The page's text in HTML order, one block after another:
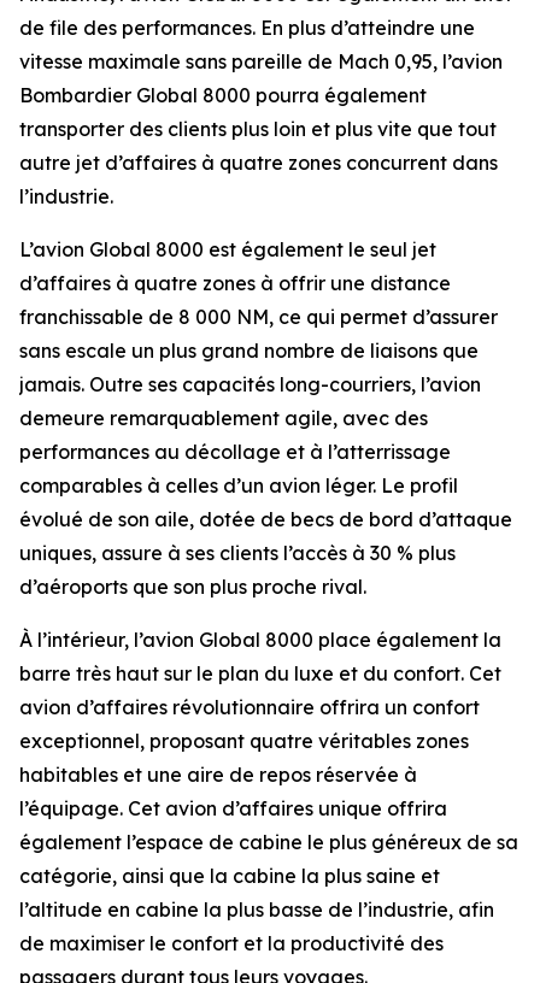
de file des performances. En plus d’atteindre une
vitesse maximale sans pareille de Mach 0,95, l’avion
Bombardier Global 8000 pourra également
transporter des clients plus loin et plus vite que tout
autre jet d’affaires à quatre zones concurrent dans
l’industrie.
L’avion Global 8000 est également le seul jet
d’affaires à quatre zones à offrir une distance
franchissable de 8 000 NM, ce qui permet d’assurer
sans escale un plus grand nombre de liaisons que
jamais. Outre ses capacités long-courriers, l’avion
demeure remarquablement agile, avec des
performances au décollage et à l’atterrissage
comparables à celles d’un avion léger. Le profil
évolué de son aile, dotée de becs de bord d’attaque
uniques, assure à ses clients l’accès à 30 % plus
d’aéroports que son plus proche rival.
À l’intérieur, l’avion Global 8000 place également la
barre très haut sur le plan du luxe et du confort. Cet
avion d’affaires révolutionnaire offrira un confort
exceptionnel, proposant quatre véritables zones
habitables et une aire de repos réservée à
l’équipage. Cet avion d’affaires unique offrira
également l’espace de cabine le plus généreux de sa
catégorie, ainsi que la cabine la plus saine et
l’altitude en cabine la plus basse de l’industrie, afin
de maximiser le confort et la productivité des
passagers durant tous leurs voyages.